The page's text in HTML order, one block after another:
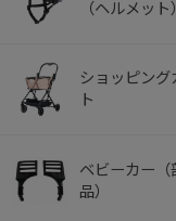
（ヘルメット）
ショッピング
ト
ベビーカー（
品）